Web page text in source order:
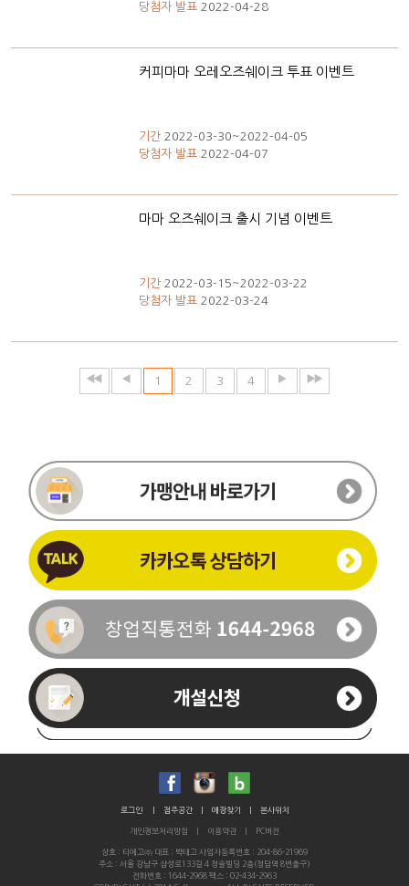
당첨자 발표 2022-04-28
커피마마 오레오즈쉐이크 투표 이벤트
기간 2022-03-30~2022-04-05
당첨자 발표 2022-04-07
마마 오즈쉐이크 출시 기념 이벤트
기간 2022-03-15~2022-03-22
당첨자 발표 2022-03-24
1 2 3 4
이름
- -
로그인 점주공간 매장찾기 본사위치
개인정보처리방침 이용약관 PC버전
상호 : 티에고㈜ 대표 : 박태고 사업자등록번호 : 204-86-21969
주소 : 서울 강남구 삼성로133길 4 청솔빌딩 2층(청담역 8번출구)
전화번호 : 1644-2968 팩스 : 02-434-2963